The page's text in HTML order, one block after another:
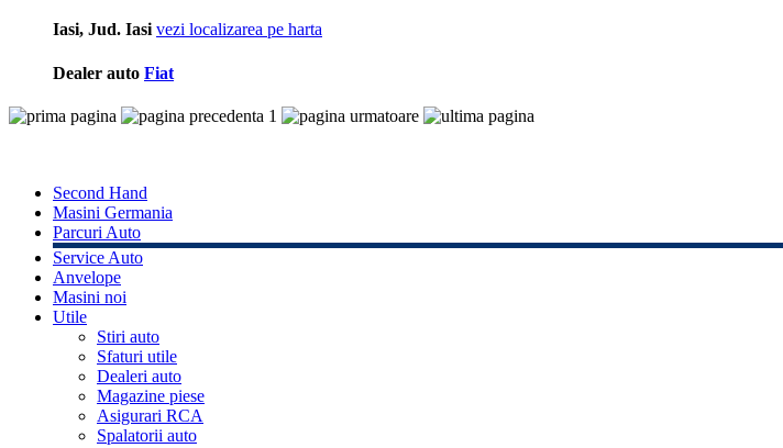
Iasi, Jud. Iasivezi localizarea pe harta
Dealer auto Fiat
1
Second Hand
Masini Germania
Parcuri Auto
Service Auto
Anvelope
Masini noi
Utile
Stiri auto
Sfaturi utile
Dealeri auto
Magazine piese
Asigurari RCA
Spalatorii auto